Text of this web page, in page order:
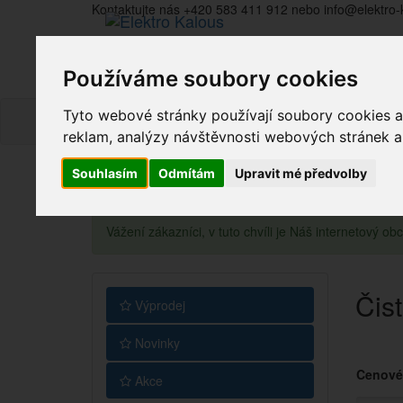
Používáme soubory cookies
Tyto webové stránky používají soubory cookies
reklam, analýzy návštěvnosti webových stránek
Souhlasím Odmítám Upravit mé předvolby
Kontaktujte nás +420 583 411 912 nebo
Vážení zákazníci, v tuto chvíli je Náš internetový
Výprodej
Novinky
Akce